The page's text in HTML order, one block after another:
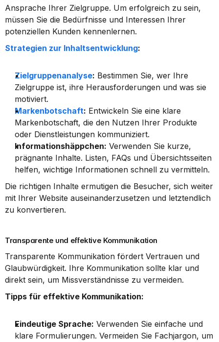
Ansprache Ihrer Zielgruppe. Um erfolgreich zu sein,
müssen Sie die Bedürfnisse und Interessen Ihrer
potenziellen Kunden kennenlernen.
Strategien zur Inhaltsentwicklung:
Zielgruppenanalyse: Bestimmen Sie, wer Ihre
Zielgruppe ist, ihre Herausforderungen und was sie
motiviert.
Markenbotschaft: Entwickeln Sie eine klare
Markenbotschaft, die den Nutzen Ihrer Produkte
oder Dienstleistungen kommuniziert.
Informationshäppchen: Verwenden Sie kurze,
prägnante Inhalte. Listen, FAQs und Übersichtsseiten
helfen, wichtige Informationen schnell zu vermitteln.
Die richtigen Inhalte ermutigen die Besucher, sich weiter
mit Ihrer Website auseinanderzusetzen und letztendlich
zu konvertieren.
Transparente und effektive Kommunikation
Transparente Kommunikation fördert Vertrauen und
Glaubwürdigkeit. Ihre Kommunikation sollte klar und
direkt sein, um Missverständnisse zu vermeiden.
Tipps für effektive Kommunikation:
Eindeutige Sprache: Verwenden Sie einfache und
klare Formulierungen. Vermeiden Sie Fachjargon, um